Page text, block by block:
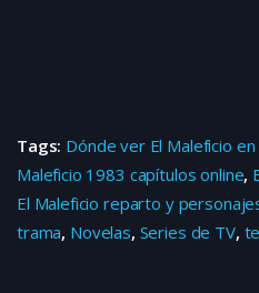
Tags: Dónde ver El Maleficio
Maleficio 1983 capítulos online,
El Maleficio reparto y
trama, Novelas, Series de TV,